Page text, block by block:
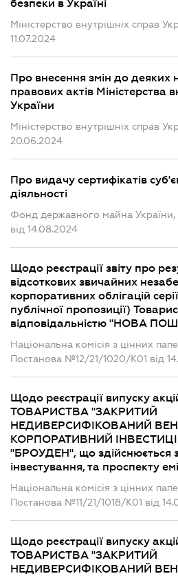
безпеки в Україні
Міністерство внутрішніх справ
11.07.2024
Про внесення змін до деяких
правових актів Міністерства
України
Міністерство внутрішніх справ
20.06.2024
Про видачу сертифікатів
діяльності
Фонд державного майна України,
від 14.08.2024
Щодо реєстрації звіту про
відсоткових звичайних
корпоративних облігацій
публічної пропозиції)
відповідальністю "НОВА
Національна комісія з цінних
Постанова №12/21/1020/K01 від
Щодо реєстрації випуску
ТОВАРИСТВА "ЗАКРИТИЙ
НЕДИВЕРСИФІКОВАНИЙ
КОРПОРАТИВНИЙ
"БРОУДЕН", що здійснюється
інвестування, та проспекту
Національна комісія з цінних
Постанова №11/21/1018/К01 від
Щодо реєстрації випуску
ТОВАРИСТВА "ЗАКРИТИЙ
НЕДИВЕРСИФІКОВАНИЙ